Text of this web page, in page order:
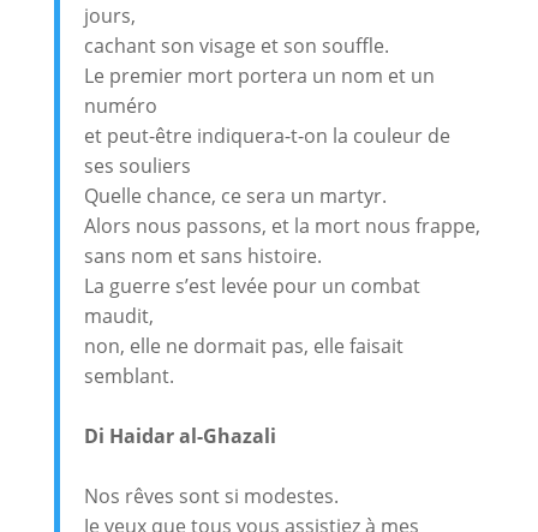
jours,
cachant son visage et son souffle.
Le premier mort portera un nom et un
numéro
et peut-être indiquera-t-on la couleur de
ses souliers
Quelle chance, ce sera un martyr.
Alors nous passons, et la mort nous frappe,
sans nom et sans histoire.
La guerre s’est levée pour un combat
maudit,
non, elle ne dormait pas, elle faisait
semblant.
Di Haidar al-Ghazali
Nos rêves sont si modestes.
Je veux que tous vous assistiez à mes